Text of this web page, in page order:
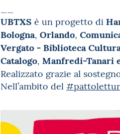
UBTXS è un progetto di
Bologna, Orlando,
Vergato - Biblioteca
Catalogo, Manfredi-Tanari
Realizzato grazie al
Nell’ambito del